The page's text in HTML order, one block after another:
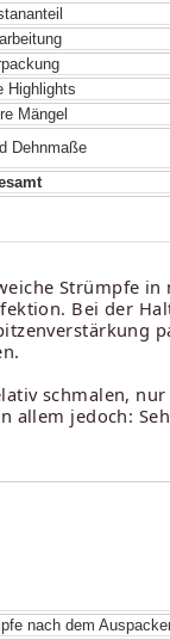
Highlights
Mängel
Dehnmaße
Strümpfe
Bei der
schmalen,
allem jedoch:
nach dem